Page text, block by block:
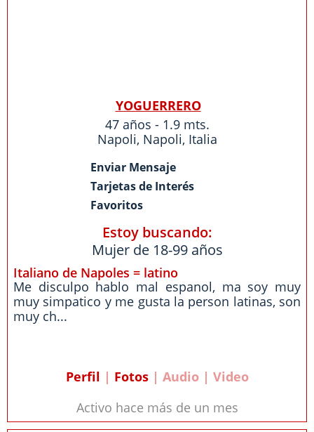
YOGUERRERO
47 años - 1.9 mts.
Napoli, Napoli, Italia
Enviar Mensaje
Tarjetas de Interés
Favoritos
Estoy buscando:
Mujer de 18-99 años
Italiano de Napoles = latino
Me disculpo hablo mal espanol, ma soy muy
muy simpatico y me gusta la person latinas, son
muy ch...
Perfil | Fotos| Audio | Video
Activo hace más de un mes